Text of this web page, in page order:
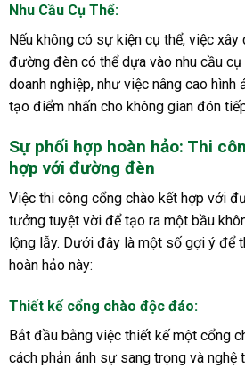
Nhu Cầu Cụ Thể:
Nếu không có sự kiện cụ thể, việc xây
đường đèn có thể dựa vào nhu cầu
doanh nghiệp, như việc nâng cao hình
tạo điểm nhấn cho không gian đón
Sự phối hợp hoàn hảo: Thi
hợp với đường đèn
Việc thi công cổng chào kết hợp với
tưởng tuyệt vời để tạo ra một bầu
lộng lẫy. Dưới đây là một số gợi ý để
hoàn hảo này:
Thiết kế cổng chào độc đáo:
Bắt đầu bằng việc thiết kế một cổng
cách phản ánh sự sang trọng và nghệ